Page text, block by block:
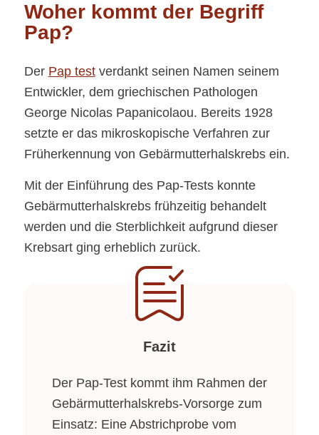
Woher kommt der Begriff
Pap?
Der Pap testverdankt seinen Namen seinem
Entwickler, dem griechischen Pathologen
George Nicolas Papanicolaou. Bereits 1928
setzte er das mikroskopische Verfahren zur
Früherkennung von Gebärmutterhalskrebs ein.
Mit der Einführung des Pap-Tests konnte
Gebärmutterhalskrebs frühzeitig behandelt
werden und die Sterblichkeit aufgrund dieser
Krebsart ging erheblich zurück.
Fazit
Der Pap-Test kommt ihm Rahmen der
Gebärmutterhalskrebs-Vorsorge zum
Einsatz: Eine Abstrichprobe vom